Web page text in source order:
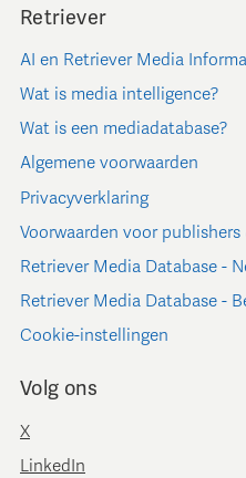
Retriever
AI en Retriever Media
Wat is media intelligence?
Wat is een mediadatabase?
Algemene voorwaarden
Privacyverklaring
Voorwaarden voor publishers
Retriever Media Database -
Retriever Media Database -
Cookie-instellingen
Volg ons
X
LinkedIn